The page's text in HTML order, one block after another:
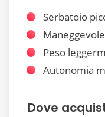
Serbatoio
Peso
Autonomia
Dove